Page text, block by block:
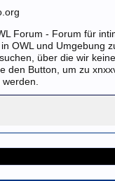
Forum - Forum für
OWL und Umgebung
über die wir
den Button, um zu
werden.